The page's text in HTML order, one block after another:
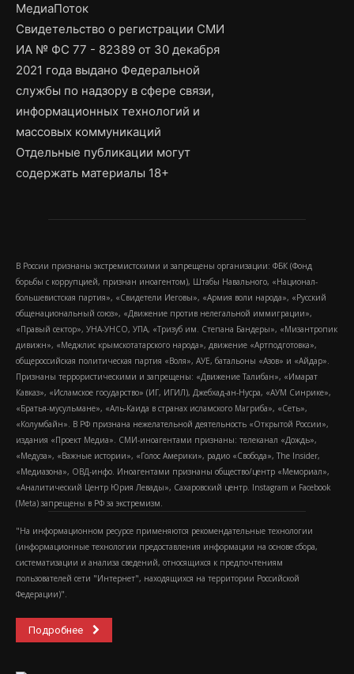
МедиаПоток
Свидетельство о регистрации СМИ
ИА № ФС 77 - 82389 от 30 декабря
2021 года выдано Федеральной
службы по надзору в сфере связи,
информационных технологий и
массовых коммуникаций
Отдельные публикации могут
содержать материалы 18+
В России признаны экстремистскими и запрещены организации: ФБК (Фонд
борьбы с коррупцией, признан иноагентом), Штабы Навального, «Национал-
большевистская партия», «Свидетели Иеговы», «Армия воли народа», «Русский
общенациональный союз», «Движение против нелегальной иммиграции»,
«Правый сектор», УНА-УНСО, УПА, «Тризуб им. Степана Бандеры», «Мизантропик
дивижн», «Меджлис крымскотатарского народа», движение «Артподготовка»,
общероссийская политическая партия «Воля», АУЕ, батальоны «Азов» и «Айдар».
Признаны террористическими и запрещены: «Движение Талибан», «Имарат
Кавказ», «Исламское государство» (ИГ, ИГИЛ), Джебхад-ан-Нусра, «АУМ Синрике»,
«Братья-мусульмане», «Аль-Каида в странах исламского Магриба», «Сеть»,
«Колумбайн». В РФ признана нежелательной деятельность «Открытой России»,
издания «Проект Медиа». СМИ-иноагентами признаны: телеканал «Дождь»,
«Медуза», «Важные истории», «Голос Америки», радио «Свобода», The Insider,
«Медиазона», ОВД-инфо. Иноагентами признаны общество/центр «Мемориал»,
«Аналитический Центр Юрия Левады», Сахаровский центр. Instagram и Facebook
(Metа) запрещены в РФ за экстремизм.
"На информационном ресурсе применяются рекомендательные технологии
(информационные технологии предоставления информации на основе сбора,
систематизации и анализа сведений, относящихся к предпочтениям
пользователей сети "Интернет", находящихся на территории Российской
Федерации)".
Подробнее